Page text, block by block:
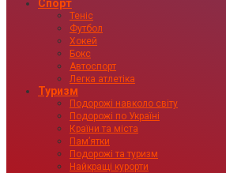
Спорт
Теніс
Футбол
Хокей
Бокс
Автоспорт
Легка атлетіка
Туризм
Подорожі навколо світу
Подорожі по Україні
Країни та міста
Пам’ятки
Подорожі та туризм
Найкращі курорти